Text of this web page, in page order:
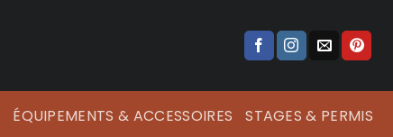
ÉQUIPEMENTS & ACCESSOIRES STAGES & PERMIS